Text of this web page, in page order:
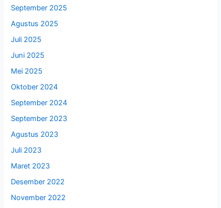
September 2025
Agustus 2025
Juli 2025
Juni 2025
Mei 2025
Oktober 2024
September 2024
September 2023
Agustus 2023
Juli 2023
Maret 2023
Desember 2022
November 2022